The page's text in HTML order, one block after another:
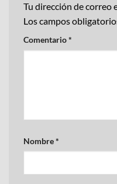
Tu dirección de correo
Los campos
Comentario*
Nombre*